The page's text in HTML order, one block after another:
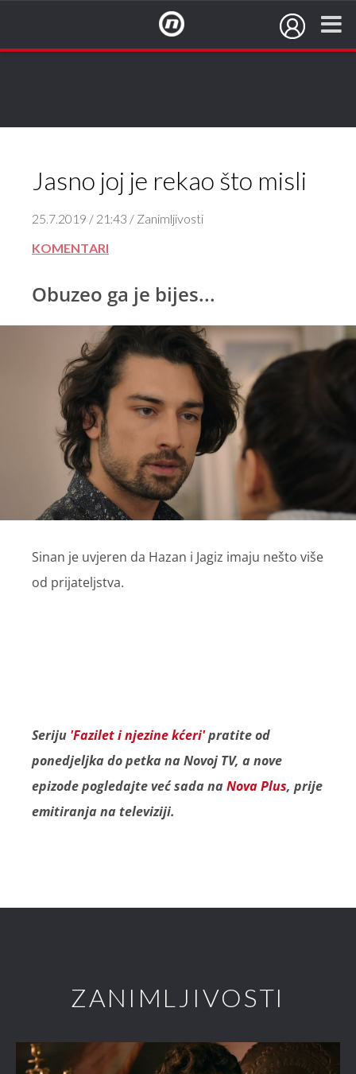
Jasno joj je rekao što misli
25.7.2019 / 21:43 / Zanimljivosti
KOMENTARI
Obuzeo ga je bijes...
Sinan je uvjeren da Hazan i Jagiz imaju nešto više
od prijateljstva.
Seriju 'Fazilet i njezine kćeri'pratite od
ponedjeljka do petka na Novoj TV, a nove
epizode pogledajte već sada naNova Plus, prije
emitiranja na televiziji.
ZANIMLJIVOSTI